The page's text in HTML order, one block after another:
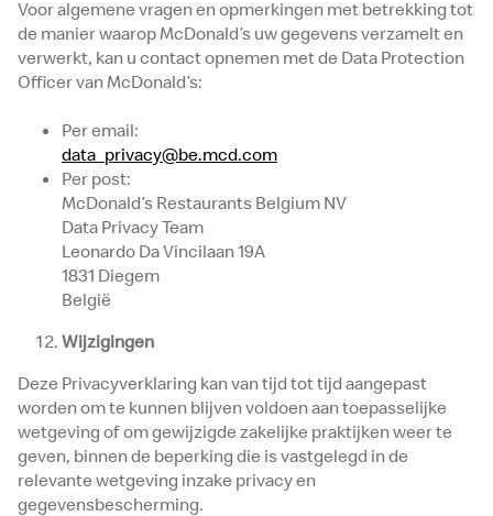
Voor algemene vragen en opmerkingen met betrekking tot
de manier waarop McDonald’s uw gegevens verzamelt en
verwerkt, kan u contact opnemen met de Data Protection
Officer van McDonald’s:
Per email:
data_privacy@be.mcd.com
Per post:
McDonald’s Restaurants Belgium NV
Data Privacy Team
Leonardo Da Vincilaan 19A
1831 Diegem
België
Wijzigingen
Deze Privacyverklaring kan van tijd tot tijd aangepast
worden om te kunnen blijven voldoen aan toepasselijke
wetgeving of om gewijzigde zakelijke praktijken weer te
geven, binnen de beperking die is vastgelegd in de
relevante wetgeving inzake privacy en
gegevensbescherming.